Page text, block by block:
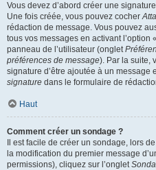
Vous devez d’abord créer une
Une fois créée, vous pouvez cocher
rédaction de message. Vous pouvez
tous vos messages en activant l’option
panneau de l’utilisateur (onglet
préférences de message). Par la suite,
signature d’être ajoutée à un message
signature dans le formulaire de
Haut
Comment créer un sondage ?
Il est facile de créer un sondage, lors
la modification du premier message
permissions), cliquez sur l’onglet